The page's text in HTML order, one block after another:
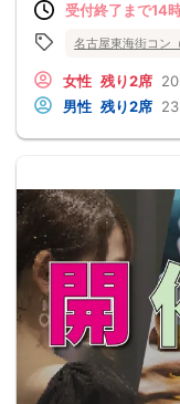
受付終了まで14
名古屋東海街コン
女性 残り2席
男性 残り2席